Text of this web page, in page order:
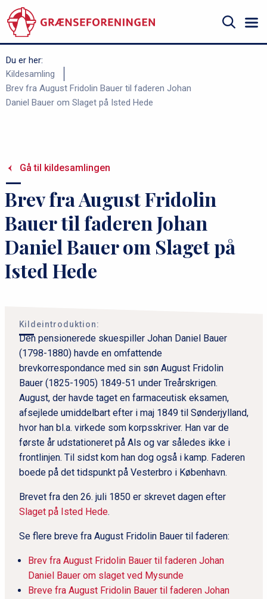
til
hovedindhold
Søg
Du er her:
Kildesamling
Brev fra August Fridolin Bauer til faderen Johan
Daniel Bauer om Slaget på Isted Hede
Gå til kildesamlingen
Brev fra August Fridolin
Bauer til faderen Johan
Daniel Bauer om Slaget på
Isted Hede
Kildeintroduktion:
Den pensionerede skuespiller Johan Daniel Bauer
(1798-1880) havde en omfattende
brevkorrespondance med sin søn August Fridolin
Bauer (1825-1905) 1849-51 under Treårskrigen.
August, der havde taget en farmaceutisk eksamen,
afsejlede umiddelbart efter i maj 1849 til Sønderjylland,
hvor han bl.a. virkede som korpsskriver. Han var de
første år udstationeret på Als og var således ikke i
frontlinjen. Til sidst kom han dog også i kamp. Faderen
boede på det tidspunkt på Vesterbro i København.
Brevet fra den 26. juli 1850 er skrevet dagen efter
Slaget på Isted Hede.
Se flere breve fra August Fridolin Bauer til faderen:
Brev fra August Fridolin Bauer til faderen Johan
Daniel Bauer om slaget ved Mysunde
Breve fra August Fridolin Bauer til faderen Johan